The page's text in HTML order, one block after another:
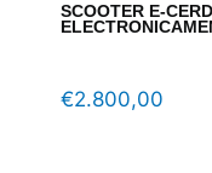
SCOOTER E-
€2.800,00